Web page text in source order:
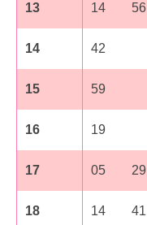
13 14 56
14 42
15 59
16 19
17 05 29
18 14 41